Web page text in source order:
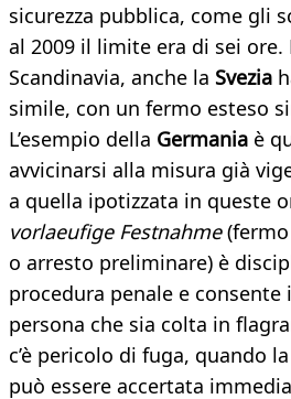
sicurezza pubblica, come gli
al 2009 il limite era di sei ore.
Scandinavia, anche la Svezia
simile, con un fermo esteso
L’esempio della Germania è
avvicinarsi alla misura già
a quella ipotizzata in queste
vorlaeufige Festnahme(fermo
o arresto preliminare) è
procedura penale e
persona che sia colta in
c’è pericolo di fuga, quando
può essere accertata